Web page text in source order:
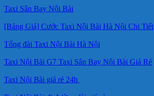
Taxi Sân Bay Nội Bài
[Bảng Giá] Cước Taxi Nội Bài Hà Nội Chi Tiết
Tổng đài Taxi Nội Bài Hà Nội
Taxi Nội Bài G7 Taxi Sân Bay Nội Bài Giá Rẻ
Taxi Nội Bài giá rẻ 24h